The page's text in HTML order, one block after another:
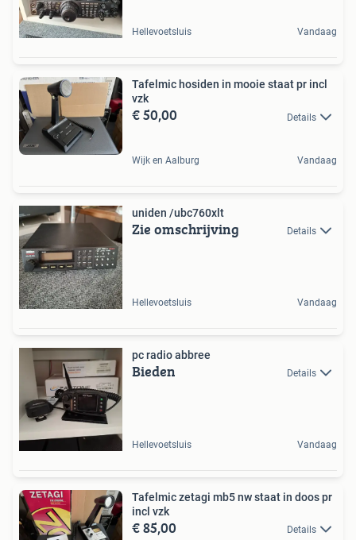
Hellevoetsluis Vandaag
Tafelmic hosiden in mooie staat pr incl
vzk
€ 50,00 Details
Wijk en Aalburg Vandaag
uniden /ubc760xlt
Zie omschrijving Details
Hellevoetsluis Vandaag
pc radio abbree
Bieden Details
Hellevoetsluis Vandaag
Tafelmic zetagi mb5 nw staat in doos pr
incl vzk
€ 85,00 Details